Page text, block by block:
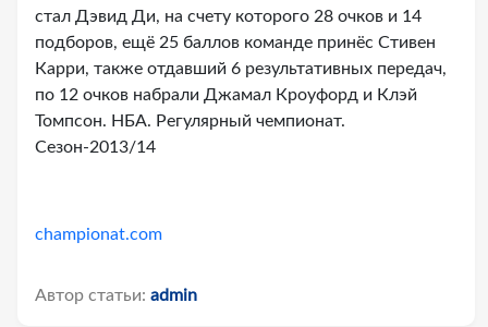
стал Дэвид Ди, на счету которого 28 очков и 14
подборов, ещё 25 баллов команде принёс Стивен
Карри, также отдавший 6 результативных передач,
по 12 очков набрали Джамал Кроуфорд и Клэй
Томпсон. НБА. Регулярный чемпионат.
Сезон-2013/14
championat.com
Автор статьи: admin